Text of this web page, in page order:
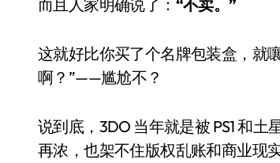
而且人家明确说了： “不卖。”
这就好比你买了个名牌包装盒，就
啊？”——尴尬不？
说到底，3DO 当年就是被 PS1 和
再浓，也架不住版权乱账和商业现
电视